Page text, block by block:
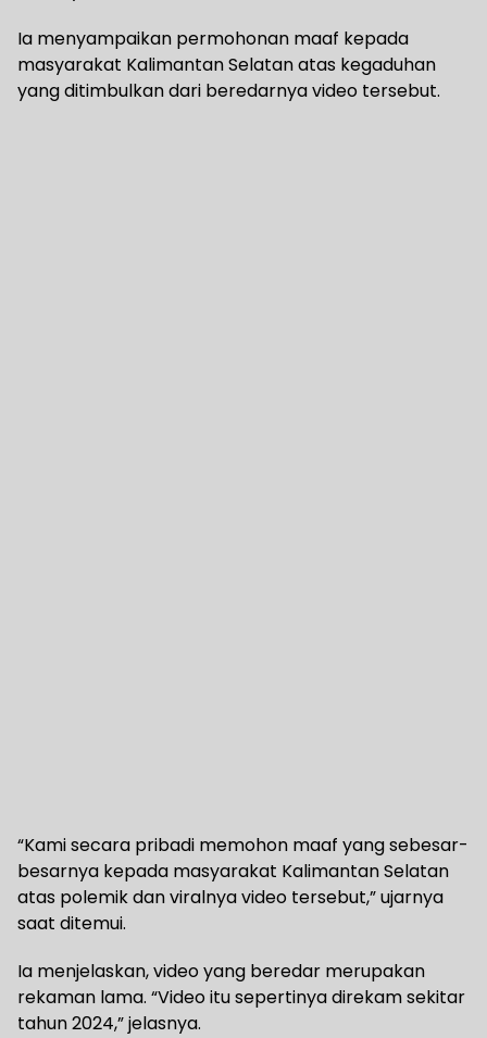
Ia menyampaikan permohonan maaf kepada
masyarakat Kalimantan Selatan atas kegaduhan
yang ditimbulkan dari beredarnya video tersebut.
“Kami secara pribadi memohon maaf yang sebesar-
besarnya kepada masyarakat Kalimantan Selatan
atas polemik dan viralnya video tersebut,” ujarnya
saat ditemui.
Ia menjelaskan, video yang beredar merupakan
rekaman lama. “Video itu sepertinya direkam sekitar
tahun 2024,” jelasnya.